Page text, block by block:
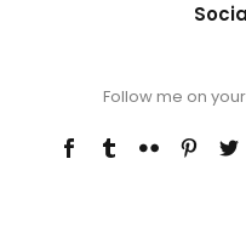
Follow me on